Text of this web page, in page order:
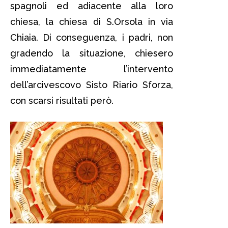
spagnoli ed adiacente alla loro
chiesa, la chiesa di S.Orsola in via
Chiaia. Di conseguenza, i padri, non
gradendo la situazione, chiesero
immediatamente l’intervento
dell’arcivescovo Sisto Riario Sforza,
con scarsi risultati però.